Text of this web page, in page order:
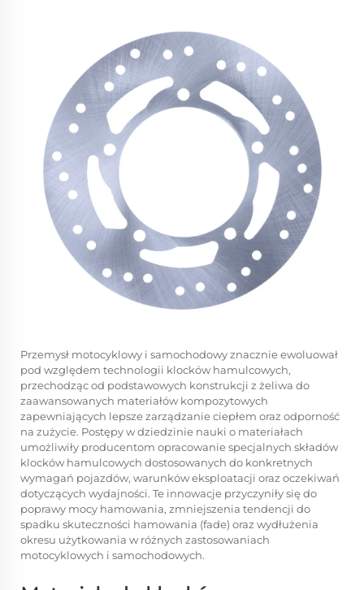
Przemysł motocyklowy i samochodowy znacznie ewoluował
pod względem technologii klocków hamulcowych,
przechodząc od podstawowych konstrukcji z żeliwa do
zaawansowanych materiałów kompozytowych
zapewniających lepsze zarządzanie ciepłem oraz odporność
na zużycie. Postępy w dziedzinie nauki o materiałach
umożliwiły producentom opracowanie specjalnych składów
klocków hamulcowych dostosowanych do konkretnych
wymagań pojazdów, warunków eksploatacji oraz oczekiwań
dotyczących wydajności. Te innowacje przyczyniły się do
poprawy mocy hamowania, zmniejszenia tendencji do
spadku skuteczności hamowania (fade) oraz wydłużenia
okresu użytkowania w różnych zastosowaniach
motocyklowych i samochodowych.